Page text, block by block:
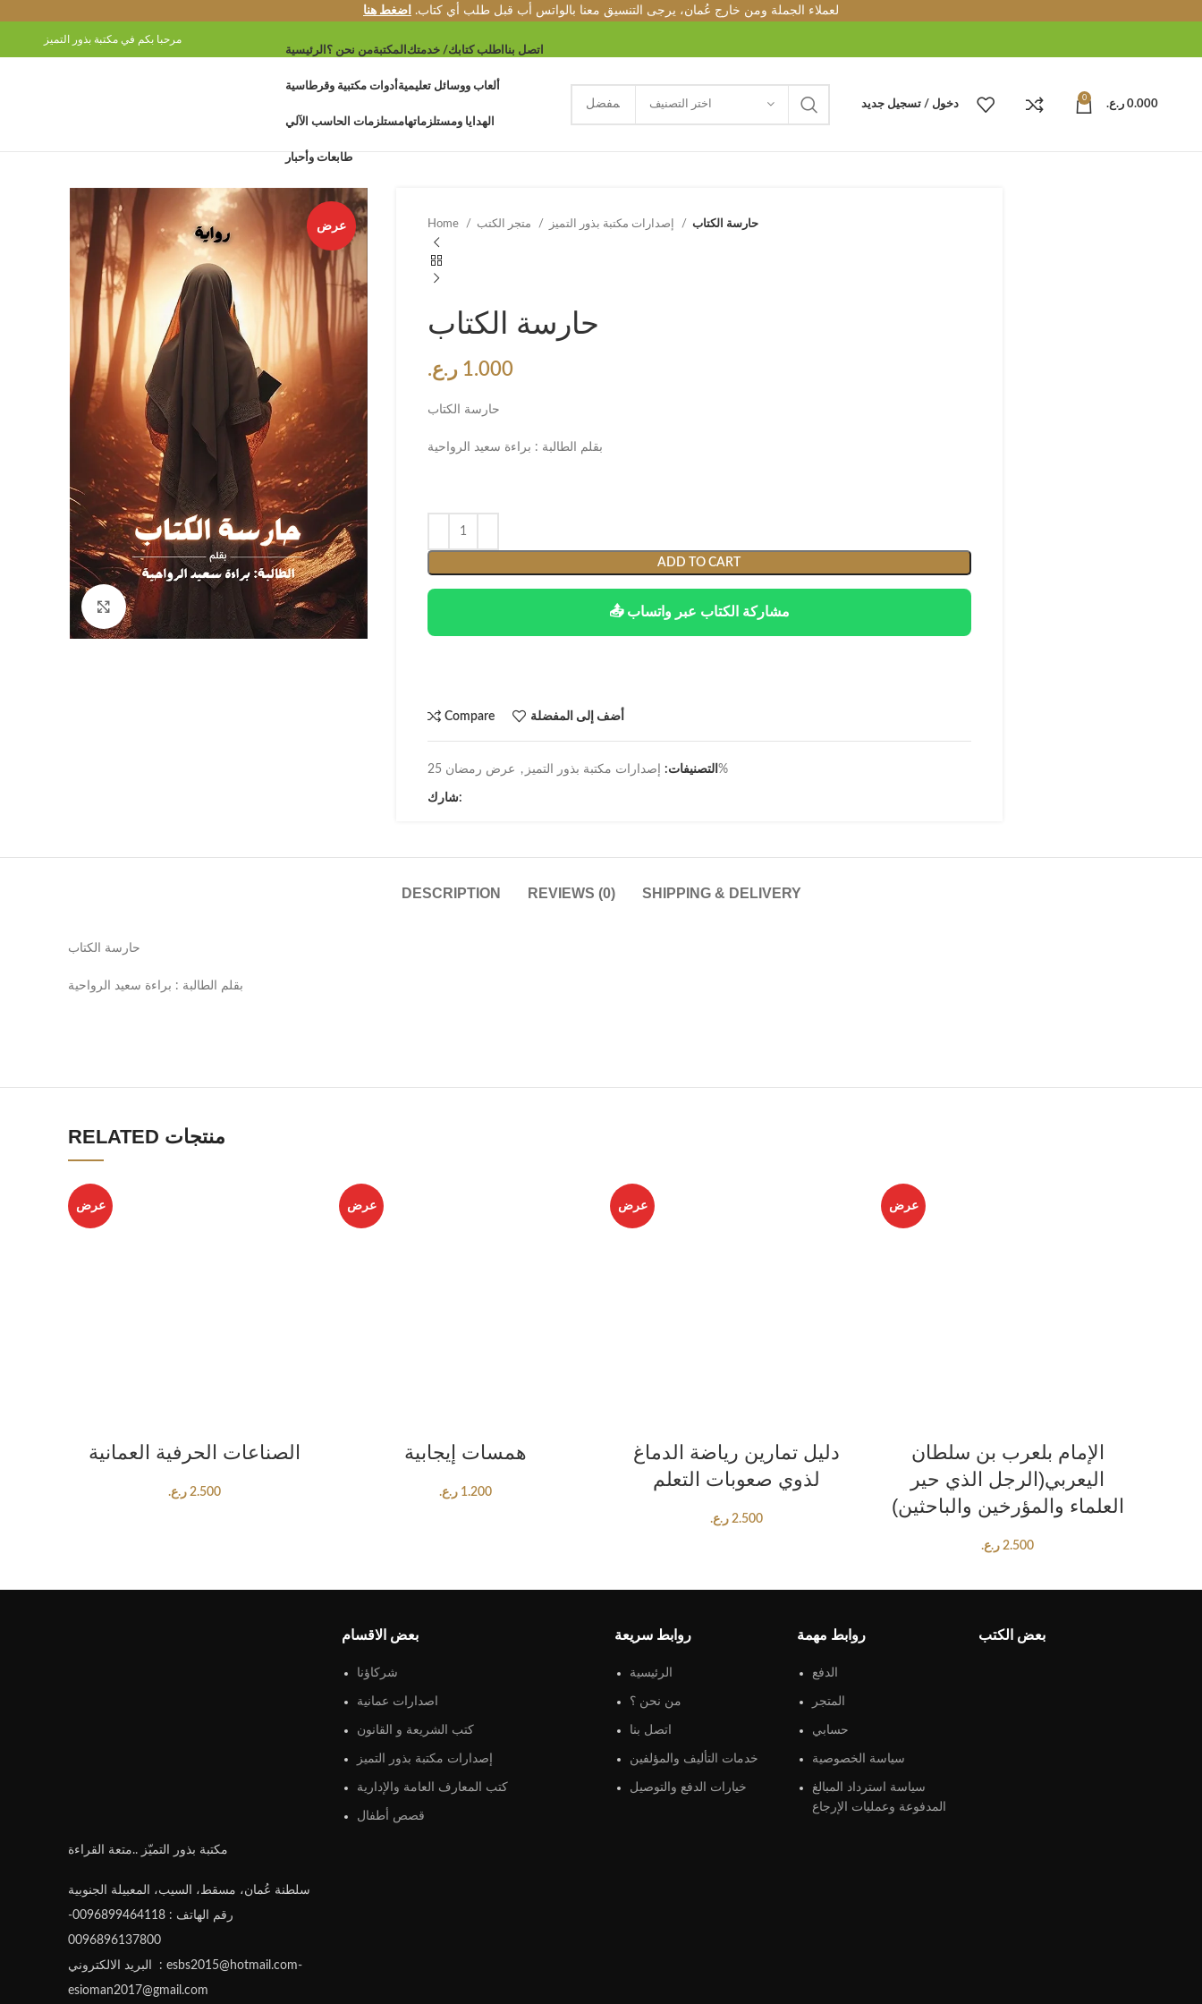
لعملاء الجملة ومن خارج عُمان، يرجى التنسيق معنا بالواتس أب قبل طلب أي كتاب. اضغط هنا
مرحبا بكم في مكتبة بذور التميز
الرئيسية من نحن ؟المكتبة اطلب كتابك/ خدمتك اتصل بنا
أدوات مكتبية وقرطاسية ألعاب ووسائل تعليمية
مستلزمات الحاسب الآليالهدايا ومستلزماتها
طابعات وأحبار
اختر التصنيف دخول / تسجيل جديد
0
0.000 ر.ع.
عرض
Click to enlarge
Home حارسة الكتاب
حارسة الكتاب
1.000 ر.ع.
حارسة الكتاب
بقلم الطالبة : براءة سعيد الرواحية
ADD TO CART
📤 مشاركة الكتاب عبر واتساب
Compare أضف إلى المفضلة
التصنيفات: إصدارات مكتبة بذور التميز , عرض رمضان 25%
شارك:
DESCRIPTION REVIEWS (0) SHIPPING & DELIVERY
حارسة الكتاب
بقلم الطالبة : براءة سعيد الرواحية
RELATED منتجات
عرض
الصناعات الحرفية العمانية
2.500 ر.ع.
عرض
همسات إيجابية
1.200 ر.ع.
عرض
دليل تمارين رياضة الدماغ
لذوي صعوبات التعلم
2.500 ر.ع.
عرض
الإمام بلعرب بن سلطان
اليعربي(الرجل الذي حير
العلماء والمؤرخين والباحثين)
2.500 ر.ع.
مكتبة بذور التميّز ..متعة القراءة
سلطنة عُمان، مسقط، السيب، المعبيلة الجنوبية
رقم الهاتف : 0096899464118-
0096896137800
البريد الالكتروني : esbs2015@hotmail.com-
esioman2017@gmail.com
بعض الاقسام
شركاؤنا
اصدارات عمانية
كتب الشريعة و القانون
إصدارات مكتبة بذور التميز
كتب المعارف العامة والإدارية
قصص أطفال
روابط سريعة
الرئيسية
من نحن ؟
اتصل بنا
خدمات التأليف والمؤلفين
خيارات الدفع والتوصيل
روابط مهمة
الدفع
المتجر
حسابي
سياسة الخصوصية
سياسة استرداد المبالغ
المدفوعة وعمليات الإرجاع
بعض الكتب